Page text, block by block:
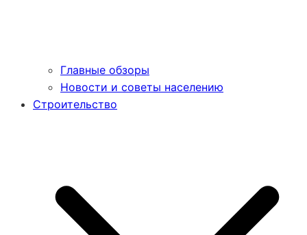
Главные обзоры
Новости и советы населению
Строительство